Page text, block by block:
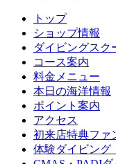
トップ
ショップ情報
ダイビングスク
コース案内
料金メニュー
本日の海洋情報
ポイント案内
アクセス
初来店特典ファ
体験ダイビング